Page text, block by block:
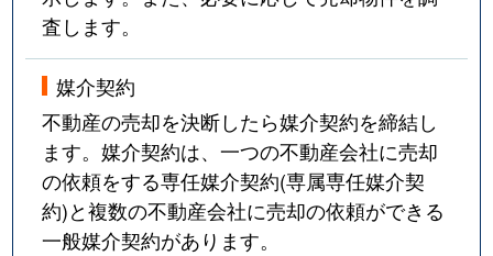
査します。
媒介契約
不動産の売却を決断したら媒介契約を締結し
ます。媒介契約は、一つの不動産会社に売却
の依頼をする専任媒介契約(専属専任媒介契
約)と複数の不動産会社に売却の依頼ができる
一般媒介契約があります。